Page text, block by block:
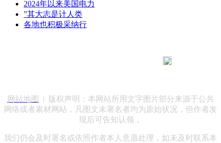
2024年以来美国电力
”其大志是计人类
各地也积极采纳行
网站地图
| 版权声明：本网站所用文字图片部分来源于公共
网络或者素材网站，凡图文未署名者均为原始状况，但作者发
现后可告知认领，
我们仍会及时署名或依照作者本人意愿处理，如未及时联系本